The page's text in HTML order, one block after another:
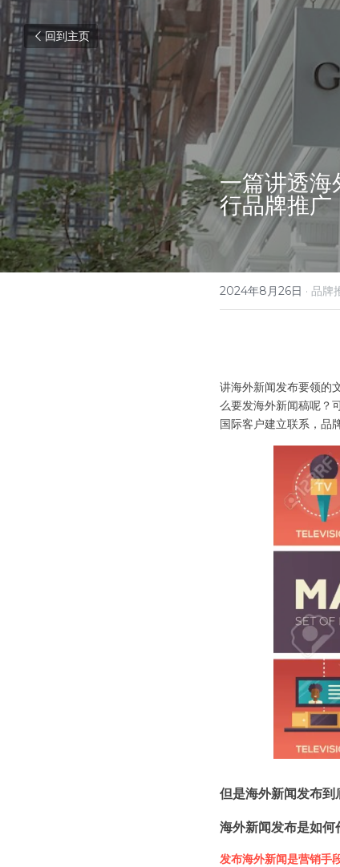
回到主页
一篇讲透海
行品牌推广
2024年8月26日 · 品牌
讲海外新闻发布要领的
么要发海外新闻稿呢？
国际客户建立联系，品
但是海外新闻发布
海外新闻发布是如何
发布海外新闻是营销手